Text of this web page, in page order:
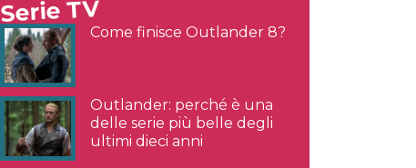
Serie TV
Come finisce Outlander 8?
Outlander: perché è una
delle serie più belle degli
ultimi dieci anni